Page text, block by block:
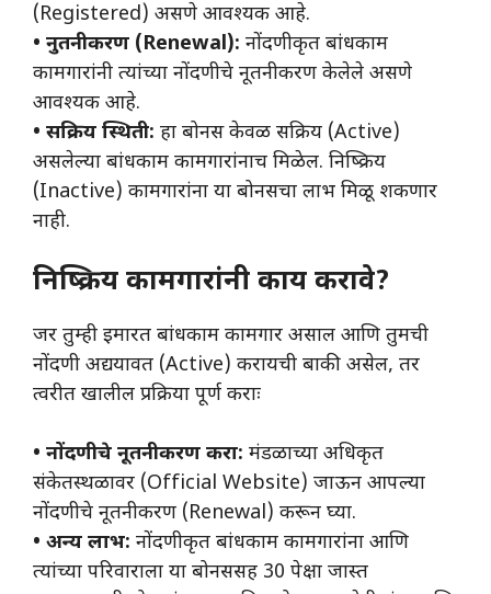
(Registered) असणे आवश्यक आहे.
• नुतनीकरण (Renewal): नोंदणीकृत बांधकाम
कामगारांनी त्यांच्या नोंदणीचे नूतनीकरण केलेले असणे
आवश्यक आहे.
• सक्रिय स्थिती: हा बोनस केवळ सक्रिय (Active)
असलेल्या बांधकाम कामगारांनाच मिळेल. निष्क्रिय
(Inactive) कामगारांना या बोनसचा लाभ मिळू शकणार
नाही.
निष्क्रिय कामगारांनी काय करावे?
जर तुम्ही इमारत बांधकाम कामगार असाल आणि तुमची
नोंदणी अद्ययावत (Active) करायची बाकी असेल, तर
त्वरीत खालील प्रक्रिया पूर्ण कराः
• नोंदणीचे नूतनीकरण करा: मंडळाच्या अधिकृत
संकेतस्थळावर (Official Website) जाऊन आपल्या
नोंदणीचे नूतनीकरण (Renewal) करून घ्या.
• अन्य लाभ: नोंदणीकृत बांधकाम कामगारांना आणि
त्यांच्या परिवाराला या बोनससह 30 पेक्षा जास्त